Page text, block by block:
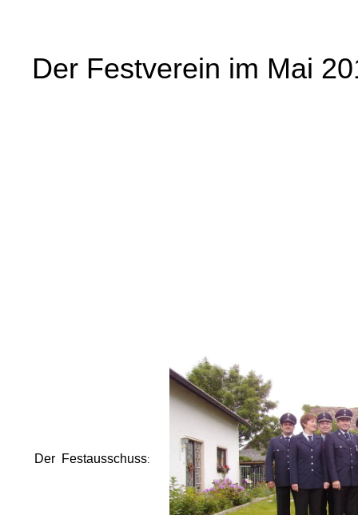
Der Festverein im Mai
Der Festausschuss: